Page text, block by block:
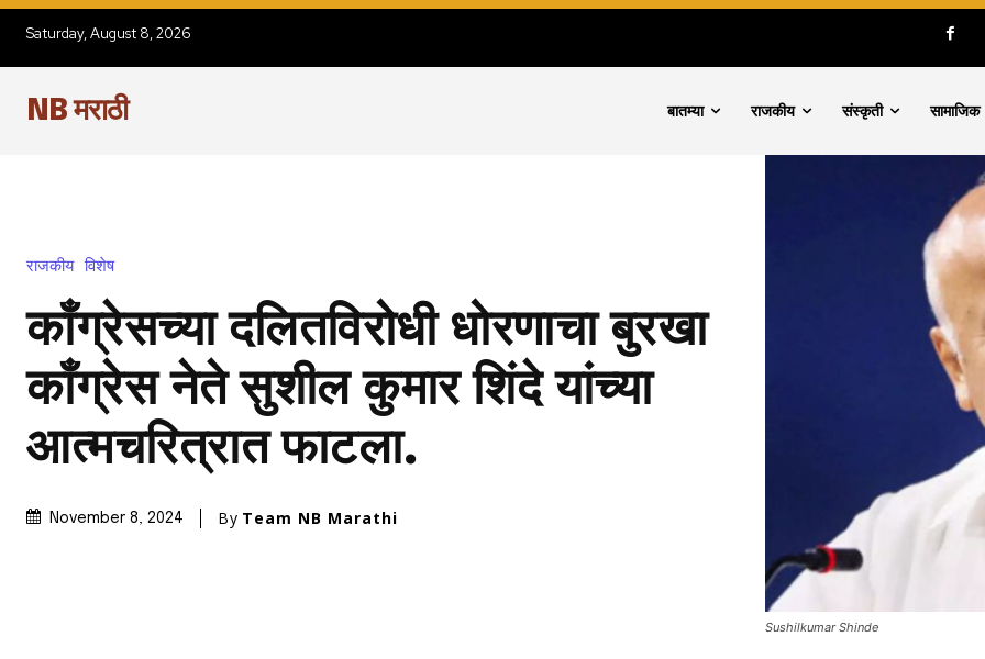
Saturday, August 8, 2026
NB मराठी बातम्या राजकीय संस्कृती सामाजिक
राजकीय विशेष
काँग्रेसच्या दलितविरोधी धोरणाचा बुरखा
काँग्रेस नेते सुशील कुमार शिंदे यांच्या
आत्मचरित्रात फाटला.
November 8, 2024 By Team NB Marathi
Sushilkumar Shinde